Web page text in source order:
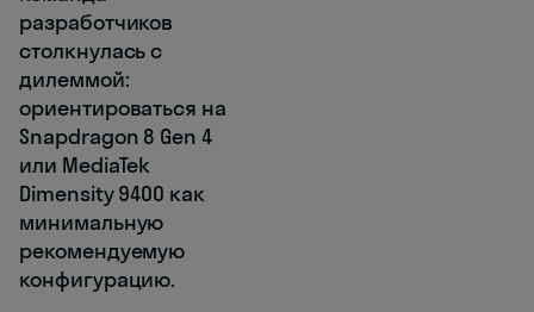
разработчиков
столкнулась с
дилеммой:
ориентироваться на
Snapdragon 8 Gen 4
или MediaTek
Dimensity 9400 как
минимальную
рекомендуемую
конфигурацию.